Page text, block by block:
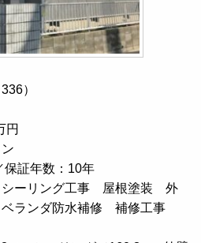
）
円
保証年数：10年
ーリング工事 屋根塗装 外
ランダ防水補修 補修工事